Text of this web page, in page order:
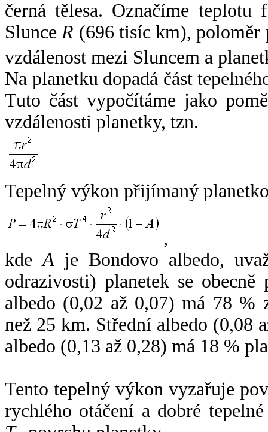
černá tělesa. Označíme
SlunceR (696 tisíc km),
vzdálenost mezi Sluncem a
Na planetku dopadá část
Tuto část vypočítáme jako
vzdálenosti planetky, tzn.
Tepelný výkon přijímaný
,
kdeA je Bondovo albedo,
odrazivosti) planetek se
albedo (0,02 až 0,07) má 78 %
než 25 km. Střední albedo (0,08
albedo (0,13 až 0,28) má 18 %
Tento tepelný výkon vyzařuje
rychlého otáčení a dobré